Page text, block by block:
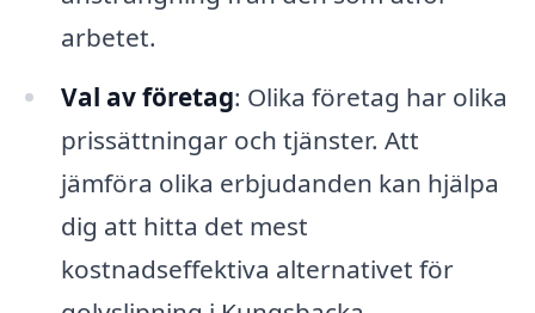
arbetet.
Val av företag: Olika företag har olika
prissättningar och tjänster. Att
jämföra olika erbjudanden kan hjälpa
dig att hitta det mest
kostnadseffektiva alternativet för